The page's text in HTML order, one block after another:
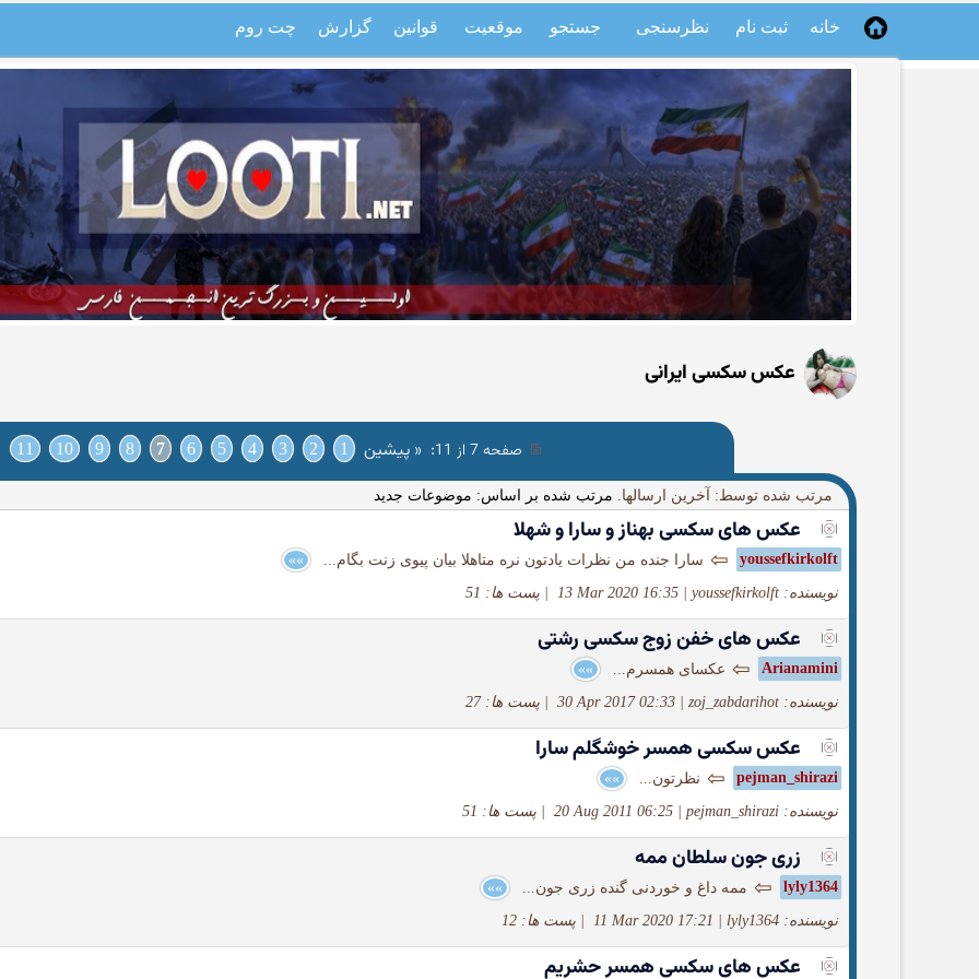
خانه ثبت نام نظرسنجی جستجو موقعیت قوانین گزارش چت روم
عکس سکسی ایرانی
صفحه 7 از 11 : « پیشین 1
2
3
4
5
6
7
8
9
10
11
مرتب شده توسط: آخرین ارسالها. مرتب شده بر اساس: موضوعات جدید
عکس های سکسی بهناز و سارا و شهلا
youssefkirkolft
⇦ سارا جنده من نظرات یادتون نره متاهلا بیان پیوی زنت بگام... »»
نویسنده: youssefkirkolft 13 Mar 2020 16:35 پست ها: 51
عکس های خفن زوج سکسی رشتی
Arianamini
⇦ عکسای همسرم... »»
نویسنده: zoj_zabdarihot 30 Apr 2017 02:33 پست ها: 27
عکس سکسی همسر خوشگلم سارا
pejman_shirazi
⇦ نظرتون... »»
نویسنده: pejman_shirazi 20 Aug 2011 06:25 پست ها: 51
زری جون سلطان ممه
lyly1364
⇦ ممه داغ و خوردنی گنده زری جون... »»
نویسنده: lyly1364 11 Mar 2020 17:21 پست ها: 12
عکس های سکسی همسر حشریم